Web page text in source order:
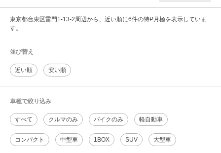
東京都台東区雷門1-13-2周辺から、近い順に6件の特P月極を表示していま
す。
並び替え
近い順 安い順
車種で絞り込み
すべて クルマのみ バイクのみ 軽自動車
コンパクト 中型車 1BOX SUV 大型車